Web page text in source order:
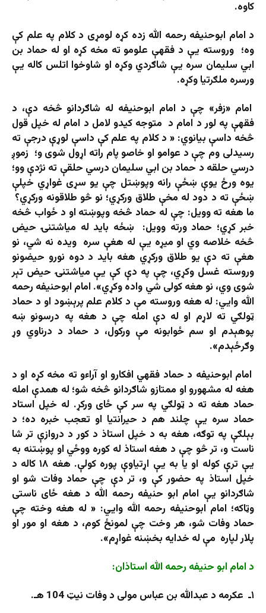
کاوه.
د امام ابوحنيفه رحمه الله زده کړه لومړی د کلام په علم کې
وه؛ وروسته يې د فقهې علومو ته مخه کړه او له حماد بن
ابي سليمان سره يې شاګردي وکړه او شاوخوا اتلس کاله يې
ورسره ملګرتيا وکړه.
امام «زفر» چې د امام ابوحنیفه له شاګردانو څخه دې، د
فقهې په لور د امام د متوجه کیدو لامل د امام له خپل قول
څخه داسې بیانوي: « د کلام په علم کې داسې لوړې درجې ته
رسیدلی وم چې د عوامو او خاصو پام راته اړول شوی و؛ زموږ
درسي حلقه د حماد بن ابي سليمان درسي حلقې ته نژدې وو؛
یوه ورځ یوې ښځې رانه وپوښتل چې یو سړی غواړي خپلې
ښځې ته د دود له مخې طلاق ورکړي؛ نو څو طلاقونه ورکړي؟
ما هغه ته وویل: چې له حماد څخه وپوښته او د ځواب څخه
خبر کړي؛ حماد ورته وویل: ښځه باید له میاشتنۍ حیض
څخه خلاصه وي او میړه یې له هغې سره ویده نه شي، نو
هغې ته دې یو طلاق ورکړي هغه باید د دوه نورو حیضونو
وروسته غسل ​​وکړي، چې په دې کې یې میاشتنۍ حیض تېر
شوی وي، نو هغه کولی شي واده وکړي». امام ابوحنيفه رحمه
الله وايي: له هغه وروسته مې د کلام علم پرېښود او د حماد
ټولګي ته لاړم او له دې امله چې د هغه په ​​درسونو ښه
پوهېدم او سم ځوابونه مې ورکول، د حماد د درناوي وړ
وګرځېدم».
امام ابوحنيفه د حماد فقهي افکارو او آراءو ته مخه کړه او د
هغه له مشهورو او ممتازو شاګردانو څخه شو؛ له همدې امله
حماد هغه ته د ټولګي په سر کې ځای ورکړ. له خپل استاد
حماد سره يې چلند هم د حيرانتيا او تعجب خبره ده؛ د
بېلګې په توګه، هغه به د خپل استاذ د کور د دروازې تر شا
ناست و، تر څو چې د هغه استاذ له کوره ووځي او پوښتنه به
یې ترې کوله او یا به یې اړتیاوې پوره کولې. هغه ۱۸ کاله د
خپل استاذ په حضور کې و، تر دې چې حماد وفات شو او
شاګردانو یې امام ابو حنیفه رحمه الله د هغه ځای ناستی
وټاکه؛ امام ابوحنيفه رحمه الله وايي: « له هغه وخته چې
حماد وفات شو، هر وخت چې لمونځ کوم، د هغه او مور او
پلار لپاره مې له خدايه بخښنه غواړم».
د امام ابو حنیفه رحمه الله استاذان:
۱ـ عکرمه د عبدالله بن عباس مولی د وفات نیټ 104 هـ.